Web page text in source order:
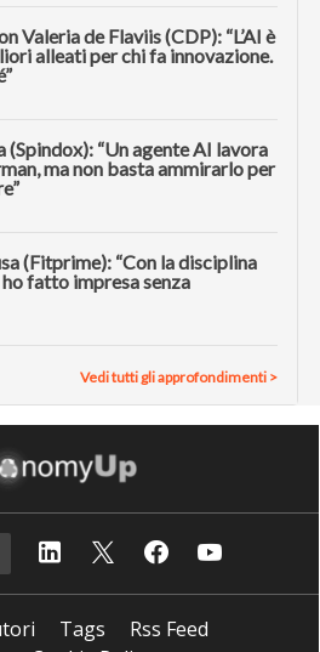
Valeria de Flaviis (CDP): “L’AI è
alleati per chi fa innovazione.
(Spindox): “Un agente AI lavora
ma non basta ammirarlo per
(Fitprime): “Con la disciplina
fatto impresa senza
Vedi tutti gli approfondimenti >
Tags
Rss Feed